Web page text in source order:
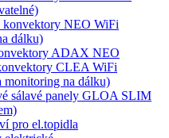
konvektory NEO WiFi
dálku)
ADAX NEO
CLEA WiFi
monitoring na dálku)
sálavé panely GLOA SLIM
pro el.topidla